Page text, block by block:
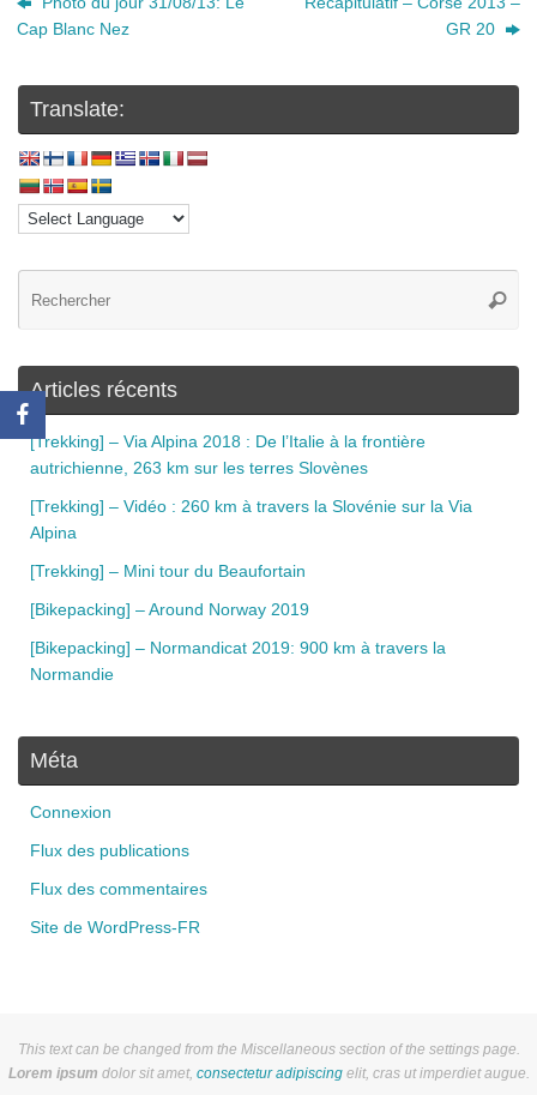
Cap Blanc Nez
GR 20
Translate:
Articles récents
[Trekking] – Via Alpina 2018 : De l’Italie à la frontière
autrichienne, 263 km sur les terres Slovènes
[Trekking] – Vidéo : 260 km à travers la Slovénie sur la Via
Alpina
[Trekking] – Mini tour du Beaufortain
[Bikepacking] – Around Norway 2019
[Bikepacking] – Normandicat 2019: 900 km à travers la
Normandie
Méta
Connexion
Flux des publications
Flux des commentaires
Site de WordPress-FR
This text can be changed from the Miscellaneous section of the settings page.
Lorem ipsum dolor sit amet, consectetur adipiscingelit, cras ut imperdiet augue.